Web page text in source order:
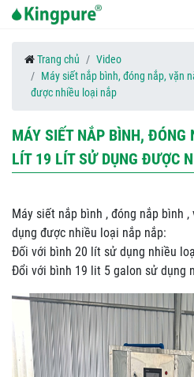
Trang chủ
Video
Máy siết nắp bình, đóng nắp, vặn
được nhiều loại nắp
MÁY SIẾT NẮP BÌNH, ĐÓNG
LÍT 19 LÍT SỬ DỤNG ĐƯỢC
Máy siết nắp bình , đóng nắp bình
dụng được nhiều loại nắp nắp:
Đối với bình 20 lít sử dụng nhiều
Đổi với bình 19 lit 5 galon sử dụng